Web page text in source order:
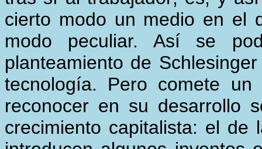
cierto modo un medio en el
modo peculiar. Así se
planteamiento de
tecnología. Pero comete
reconocer en su desarrollo
crecimiento capitalista: el de